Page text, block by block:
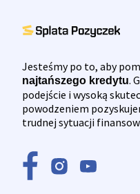
Jesteśmy po to, aby
najtańszego kredytu.
podejście i wysoką
powodzeniem
trudnej sytuacji